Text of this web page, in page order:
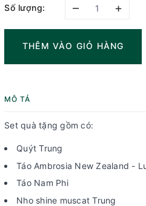
Số lượng: – +
THÊM VÀO GIỎ HÀNG
MÔ TẢ
Set quà tặng gồm có:
Quýt Trung
Táo Ambrosia New Zealand -
Táo Nam Phi
Nho shine muscat Trung